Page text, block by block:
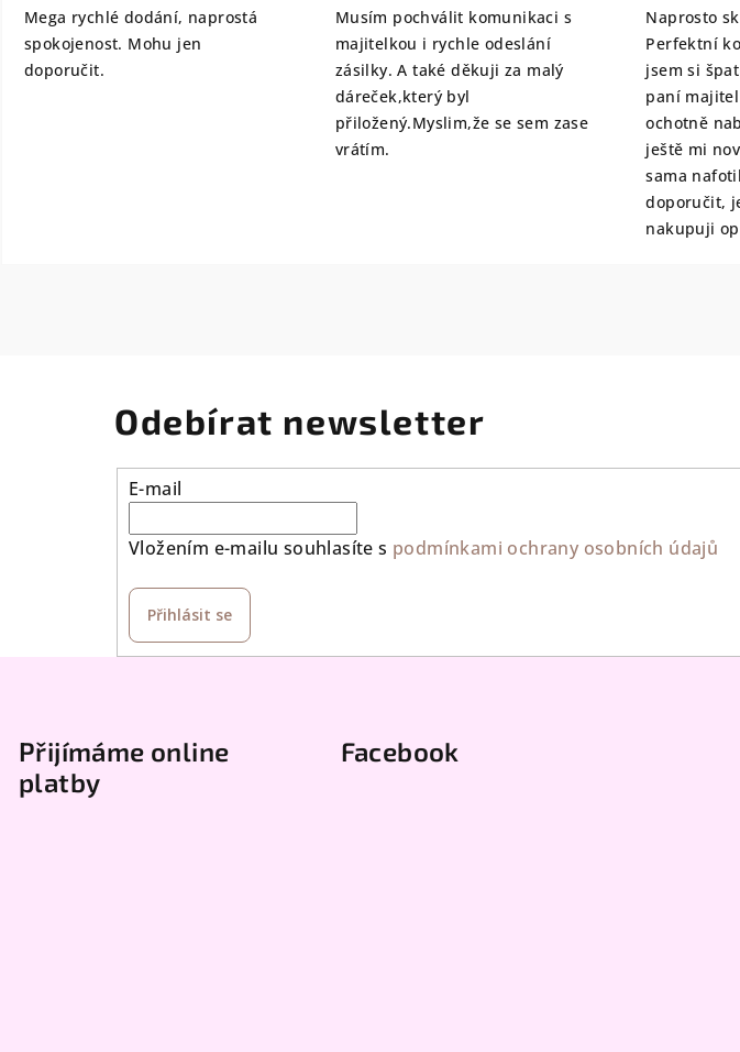
Mega rychlé dodání, naprostá
spokojenost. Mohu jen
doporučit.
Musím pochválit komunikaci s
majitelkou i rychle odeslání
zásilky. A také děkuji za malý
dáreček,který byl
přiložený.Myslim,že se sem zase
vrátím.
Naprosto
Perfektní
jsem si
paní
ochotně
ještě mi
sama
doporučit,
nakupuji
Odebírat newsletter
E-mail
Vložením e-mailu souhlasíte s podmínkami ochrany osobních údajů
Přihlásit se
Přijímáme online
platby
Facebook